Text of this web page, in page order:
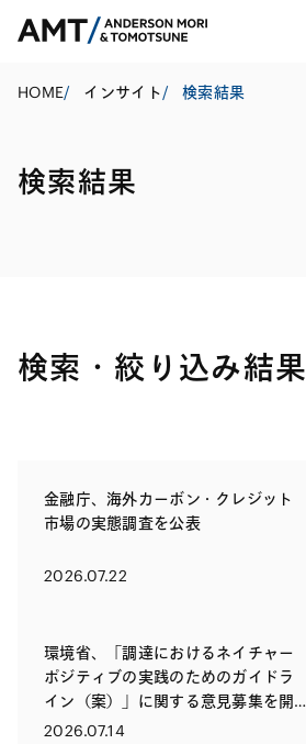
HOME/ インサイト/ 検索結果
検索結果
検索・絞り込み結果
金融庁、海外カーボン・クレジット
市場の実態調査を公表
2026.07.22
環境省、「調達におけるネイチャー
ポジティブの実践のためのガイドラ
イン（案）」に関する意見募集を開
始
2026.07.14